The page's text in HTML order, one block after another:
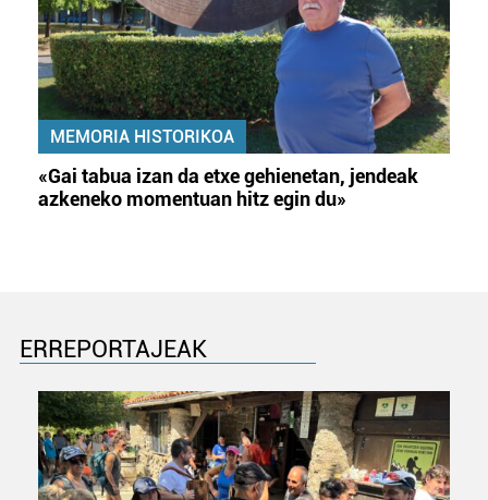
MEMORIA HISTORIKOA
«Gai tabua izan da etxe gehienetan, jendeak
azkeneko momentuan hitz egin du»
ERREPORTAJEAK